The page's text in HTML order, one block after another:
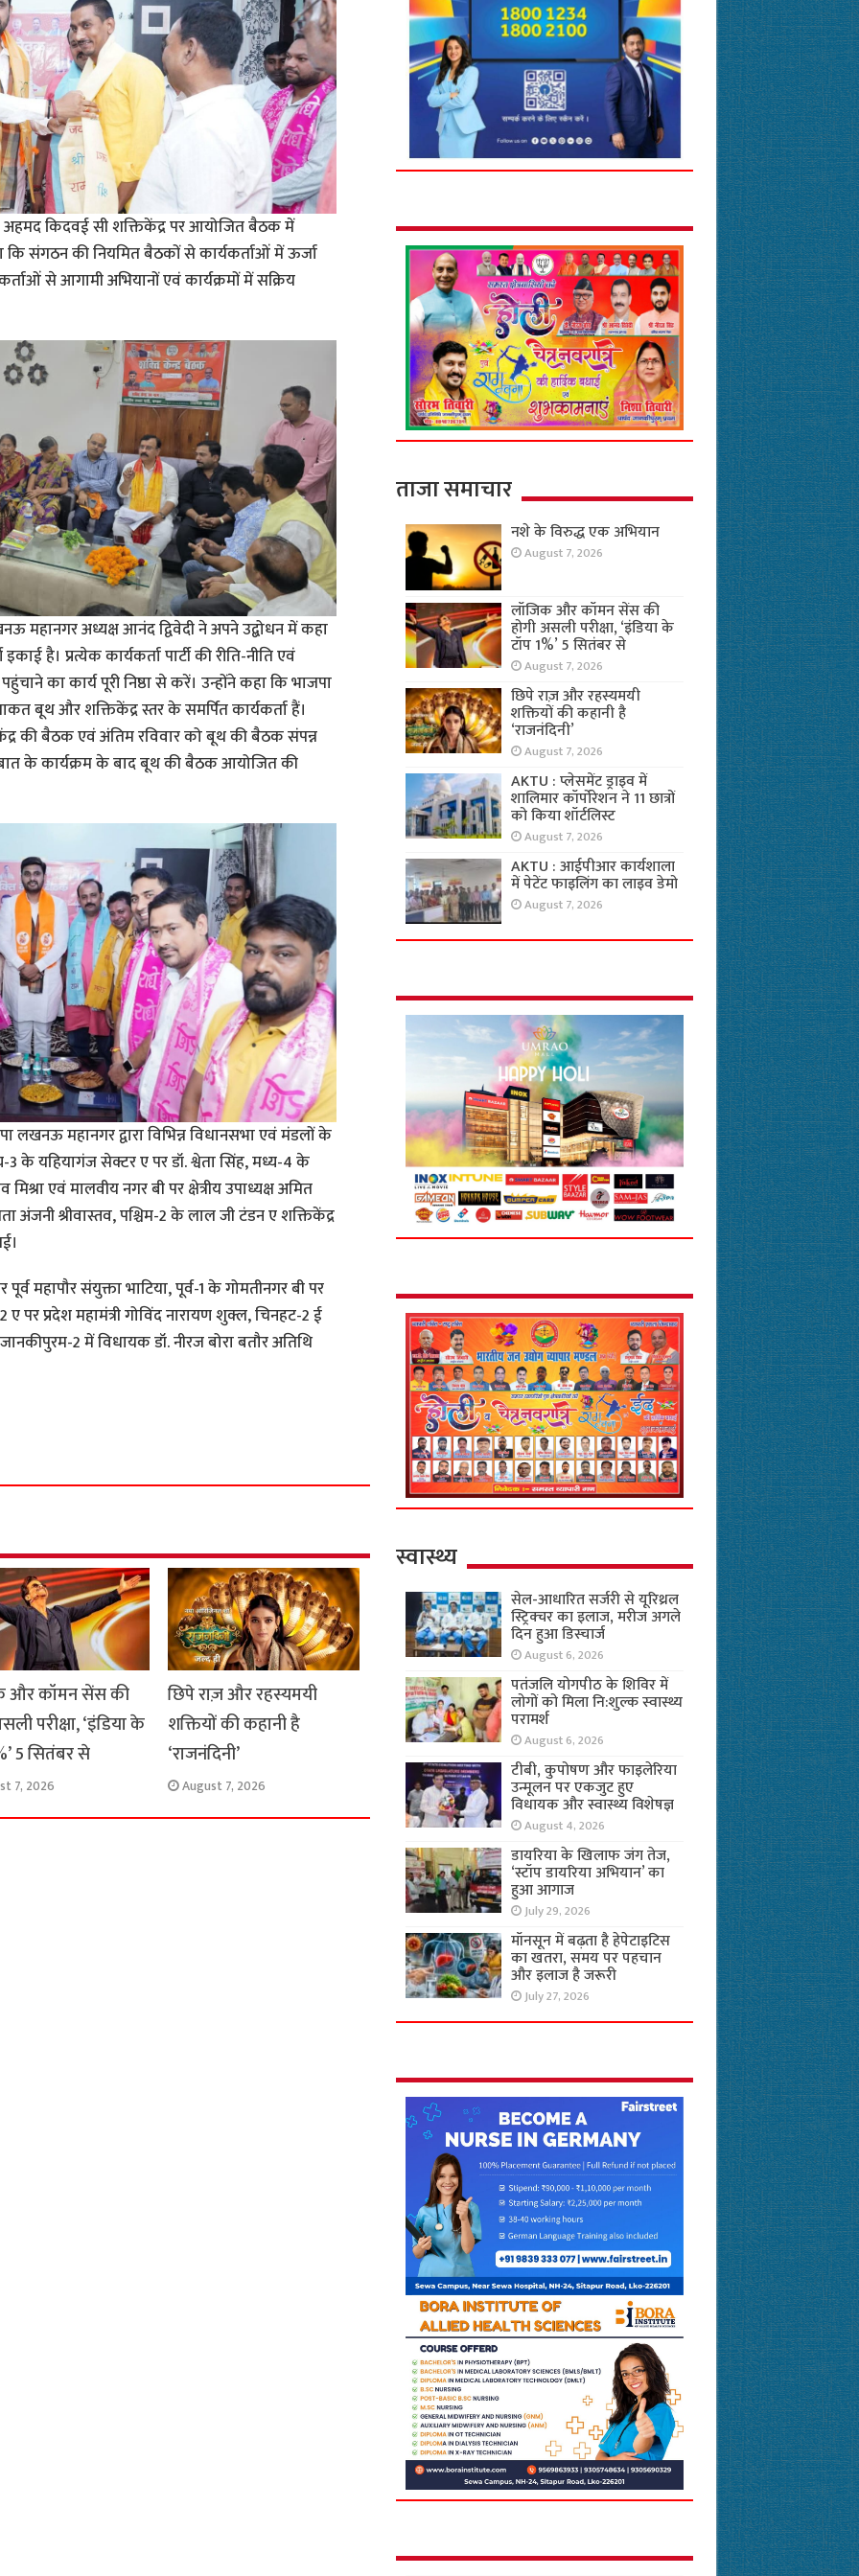
किदवई सी शक्तिकेंद्र पर आयोजित बैठक में
कि संगठन की नियमित बैठकों से कार्यकर्ताओं में ऊर्जा
से आगामी अभियानों एवं कार्यक्रमों में सक्रिय
महानगर अध्यक्ष आनंद द्विवेदी ने अपने उद्बोधन में कहा
है। प्रत्येक कार्यकर्ता पार्टी की रीति-नीति एवं
का कार्य पूरी निष्ठा से करें। उन्होंने कहा कि भाजपा
बूथ और शक्तिकेंद्र स्तर के समर्पित कार्यकर्ता हैं।
की बैठक एवं अंतिम रविवार को बूथ की बैठक संपन्न
के कार्यक्रम के बाद बूथ की बैठक आयोजित की
लखनऊ महानगर द्वारा विभिन्न विधानसभा एवं मंडलों के
के यहियागंज सेक्टर ए पर डॉ. श्वेता सिंह, मध्य-4 के
मिश्रा एवं मालवीय नगर बी पर क्षेत्रीय उपाध्यक्ष अमित
अंजनी श्रीवास्तव, पश्चिम-2 के लाल जी टंडन ए शक्तिकेंद्र
महापौर संयुक्ता भाटिया, पूर्व-1 के गोमतीनगर बी पर
ए पर प्रदेश महामंत्री गोविंद नारायण शुक्ल, चिनहट-2 ई
2 में विधायक डॉ. नीरज बोरा बतौर अतिथि
और कॉमन सेंस की
परीक्षा, ‘इंडिया के
5 सितंबर से
7, 2026
छिपे राज़ और रहस्यमयी
शक्तियों की कहानी है
‘राजनंदिनी’
August 7, 2026
ताजा समाचार
नशे के विरुद्ध एक अभियान
August 7, 2026
लॉजिक और कॉमन सेंस की
होगी असली परीक्षा, ‘इंडिया के
टॉप 1%’ 5 सितंबर से
August 7, 2026
छिपे राज़ और रहस्यमयी
शक्तियों की कहानी है
‘राजनंदिनी’
August 7, 2026
AKTU : प्लेसमेंट ड्राइव में
शालिमार कॉर्पोरेशन ने 11 छात्रों
को किया शॉर्टलिस्ट
August 7, 2026
AKTU : आईपीआर कार्यशाला
में पेटेंट फाइलिंग का लाइव डेमो
August 7, 2026
स्वास्थ्य
सेल-आधारित सर्जरी से यूरिथ्रल
स्ट्रिक्चर का इलाज, मरीज अगले
दिन हुआ डिस्चार्ज
August 6, 2026
पतंजलि योगपीठ के शिविर में
लोगों को मिला नि:शुल्क स्वास्थ्य
परामर्श
August 6, 2026
टीबी, कुपोषण और फाइलेरिया
उन्मूलन पर एकजुट हुए
विधायक और स्वास्थ्य विशेषज्ञ
August 4, 2026
डायरिया के खिलाफ जंग तेज,
‘स्टॉप डायरिया अभियान’ का
हुआ आगाज
July 29, 2026
मॉनसून में बढ़ता है हेपेटाइटिस
का खतरा, समय पर पहचान
और इलाज है जरूरी
July 27, 2026